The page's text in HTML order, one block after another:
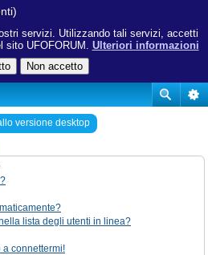
servizi. Utilizzando tali servizi, accetti
sito UFOFORUM. Ulteriori informazioni
versione desktop
lista degli utenti in linea?
a connettermi!